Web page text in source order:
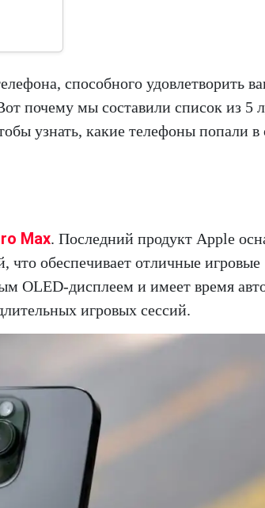
способного удовлетворить
почему мы составили список из 5
узнать, какие телефоны попали в
Max. Последний продукт Apple
обеспечивает отличные игровые
OLED-дисплеем и имеет время
игровых сессий.